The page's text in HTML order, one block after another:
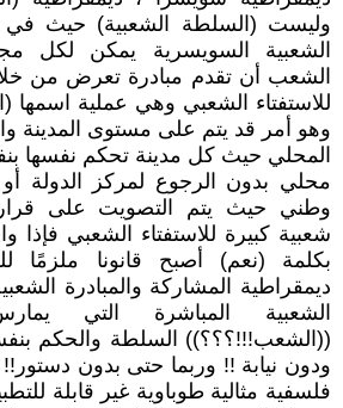
وليست (السلطة الشعبية) حيث في
الشعبية السويسرية يمكن لكل
الشعب أن تقدم مبادرة تعرض من
للاستفتاء الشعبي وهي عملية اسمها
وهو أمر قد يتم على مستوى المدينة
المحلي حيث كل مدينة تحكم نفسها
محلي بدون الرجوع لمركز الدولة
وطني حيث يتم التصويت على
شعبية كبيرة للاستفتاء الشعبي فإذا
بكلمة (نعم) أصبح قانونا ملزمًا
ديمقراطية المشاركة والمبادرة
الشعبية المباشرة التي
((الشعب!!!؟؟؟)) السلطة والحكم
ودون نيابة !! وربما حتى بدون
فلسفية مثالية طوباوية غير قابلة